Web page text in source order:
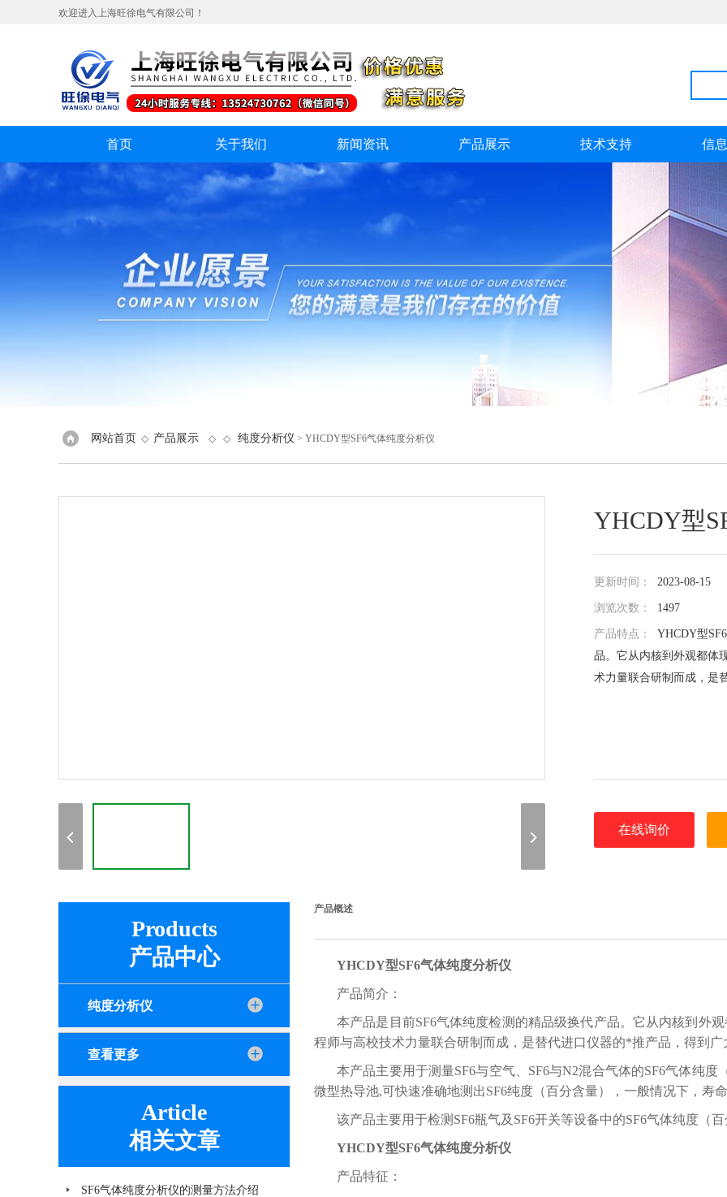
欢迎进入上海旺徐电气有限公司！
首页 关于我们 新闻资讯 产品展示 技术支持 信
网站首页 ◇ 产品展示 ◇ ◇ 纯度分析仪 > YHCDY型SF6气体纯度分析仪
YHCDY型
更新时间： 2023-08-15
浏览次数： 1497
产品特点： YHCDY型
品。它从内核到外观都体
术力量联合研制而成，是
在线询价
Products
产品中心
纯度分析仪
查看更多
Article
相关文章
SF6气体纯度分析仪的测量方法介绍
产品概述
YHCDY型SF6气体纯度分析仪
产品简介：
本产品是目前SF6气体纯度检测的精品级换代产品。它从内核到外
程师与高校技术力量联合研制而成，是替代进口仪器的*推产品，得到
本产品主要用于测量SF6与空气、SF6与N2混合气体的SF6气体纯
微型热导池,可快速准确地测出SF6纯度（百分含量），一般情况下，寿
该产品主要用于检测SF6瓶气及SF6开关等设备中的SF6气体纯度（
YHCDY型SF6气体纯度分析仪
产品特征：